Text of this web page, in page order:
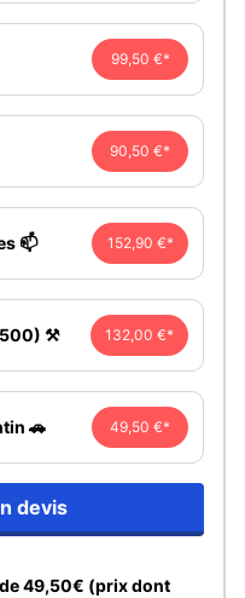
99,50 €*
90,50 €*
📫 152,90 €*
⚒️ 132,00 €*
🚗 49,50 €*
devis
49,50€ (prix dont